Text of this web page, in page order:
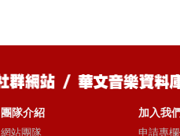
團隊介紹
網站團隊
加入我
申請專